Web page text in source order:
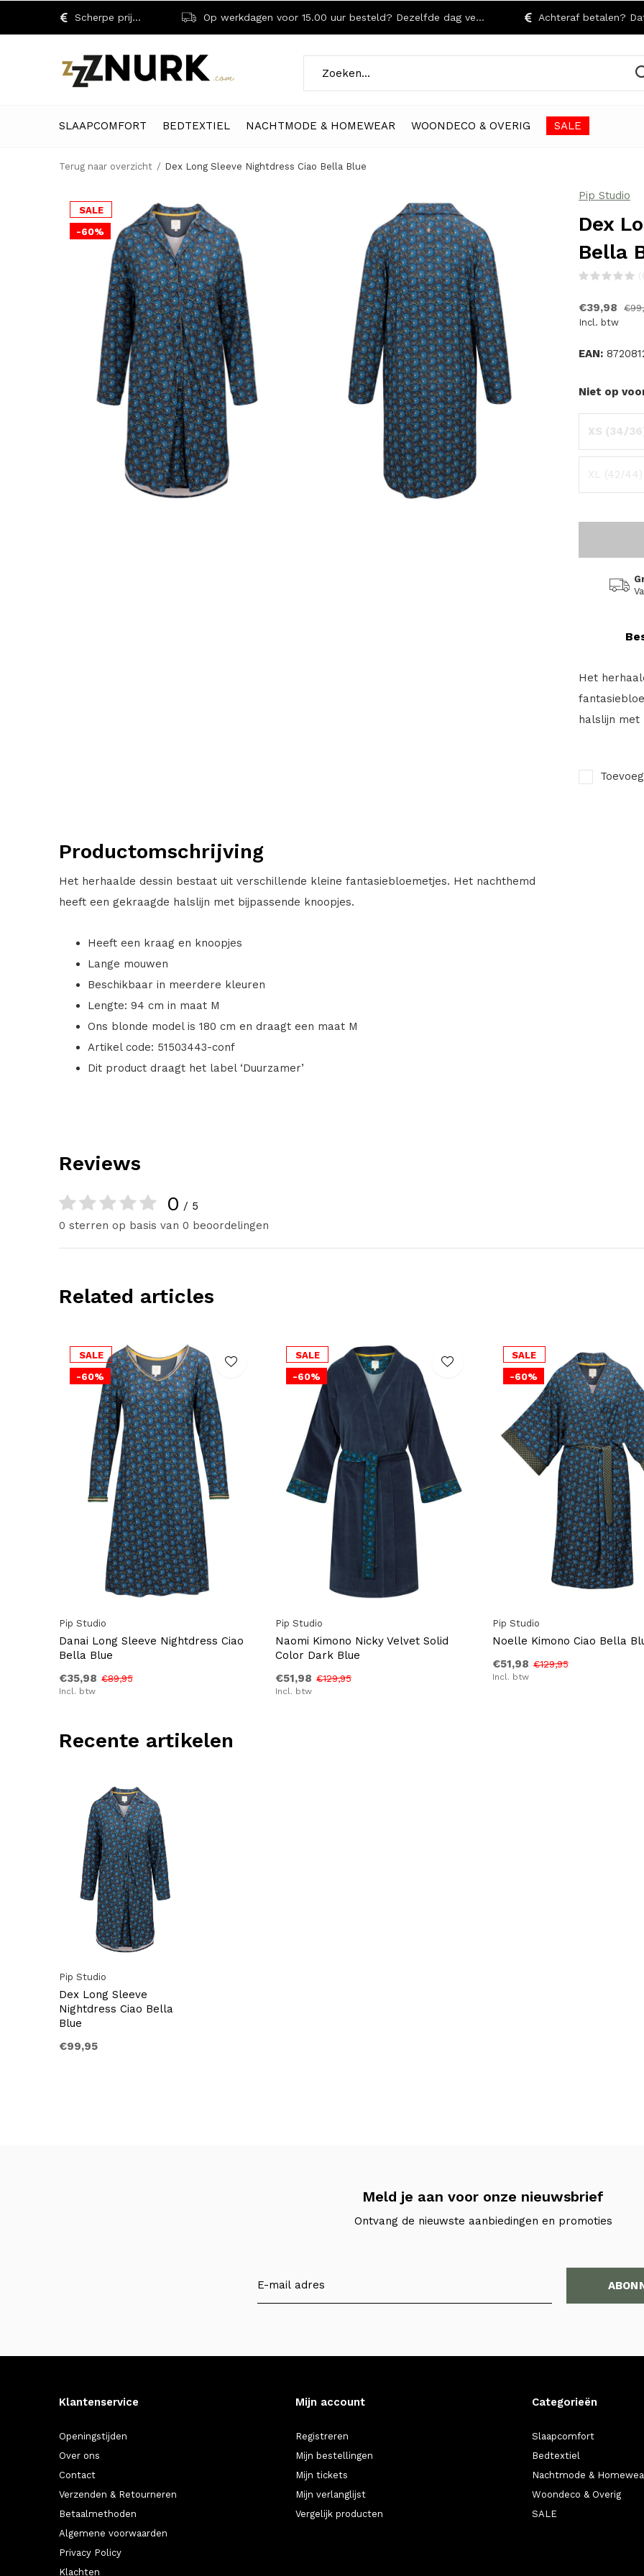
SLAAPCOMFORT BEDTEXTIEL NACHTMODE & HOMEWEAR WOONDECO & OVERIG SALE
Scherpe prijzen! Op werkdagen voor 15.00 uur besteld? Dezelfde dag verzonden! Achteraf betalen? Dat
Terug naar overzicht Dex Long Sleeve Nightdress Ciao Bella Blue
SALE
-60%
Pip Studio
Dex
Bella
€39,98
Incl. btw
EAN:
Niet op
XS (34/
XL (42/44)
Het
halslijn met
Productomschrijving
Het herhaalde dessin bestaat uit verschillende kleine fantasiebloemetjes. Het nachthemd
heeft een gekraagde halslijn met bijpassende knoopjes.
Heeft een kraag en knoopjes
Lange mouwen
Beschikbaar in meerdere kleuren
Lengte: 94 cm in maat M
Ons blonde model is 180 cm en draagt een maat M
Artikel code: 51503443-conf
Dit product draagt het label ‘Duurzamer’
Reviews
0 / 5
0 sterren op basis van 0 beoordelingen
Related articles
SALE
-60%
Pip Studio
Danai Long Sleeve Nightdress Ciao
Bella Blue
€35,98 €89,95
Incl. btw
SALE
-60%
Pip Studio
Naomi Kimono Nicky Velvet Solid
Color Dark Blue
€51,98 €129,95
Incl. btw
SALE
-60%
Pip Studio
Noelle Kimono Ciao Bella
€51,98 €129,95
Incl. btw
Recente artikelen
Pip Studio
Dex Long Sleeve
Nightdress Ciao Bella
Blue
€99,95
Meld je aan voor onze nieuwsbrief
Ontvang de nieuwste aanbiedingen en promoties
Klantenservice
Openingstijden
Over ons
Contact
Verzenden & Retourneren
Betaalmethoden
Algemene voorwaarden
Privacy Policy
Klachten
Mijn account
Registreren
Mijn bestellingen
Mijn tickets
Mijn verlanglijst
Vergelijk producten
Categorieën
Slaapcomfort
Bedtextiel
Nachtmode &
Woondeco & Overig
SALE